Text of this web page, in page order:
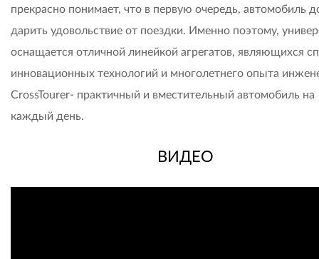
прекрасно понимает, что в первую очередь, автомобиль
дарить удовольствие от поездки. Именно поэтому,
оснащается отличной линейкой агрегатов, являющихся
инновационных технологий и многолетнего опыта
CrossTourer- практичный и вместительный автомобиль на
каждый день.
ВИДЕО